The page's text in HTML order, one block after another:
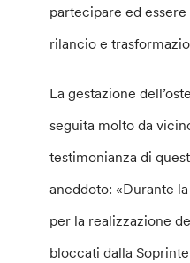
partecipare ed essere
rilancio e
La gestazione
seguita molto da
testimonianza di
aneddoto: «Durante
per la realizzazione
bloccati dalla